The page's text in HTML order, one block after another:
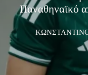
Παναθηναϊκό